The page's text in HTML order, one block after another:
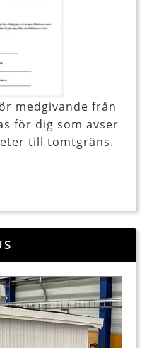
medgivande från
för dig som avser
till tomtgräns.